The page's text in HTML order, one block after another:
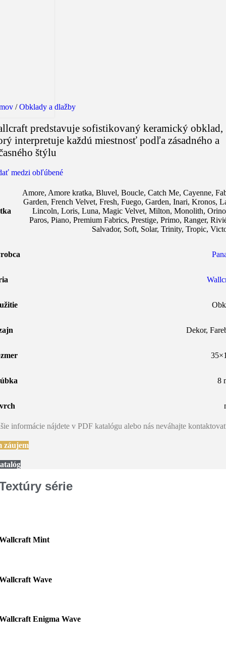
/ Obklady a dlažby
predstavuje sofistikovaný keramický obklad,
interpretuje každú miestnosť podľa zásadného a
štýlu
medzi obľúbené
Amore, Amore kratka, Bluvel, Boucle, Catch Me, Cayenne,
Garden, French Velvet, Fresh, Fuego, Garden, Inari, Kronos,
Lincoln, Loris, Luna, Magic Velvet, Milton, Monolith,
Paros, Piano, Premium Fabrics, Prestige, Primo, Ranger,
Salvador, Soft, Solar, Trinity, Tropic,
Dekor,
8
informácie nájdete v PDF katalógu alebo nás neváhajte
záujem
série
Mint
Wave
Enigma Wave